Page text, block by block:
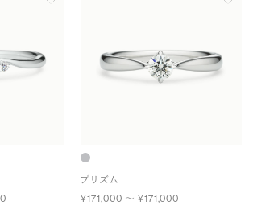
プリズム
¥171,000 〜 ¥171,000